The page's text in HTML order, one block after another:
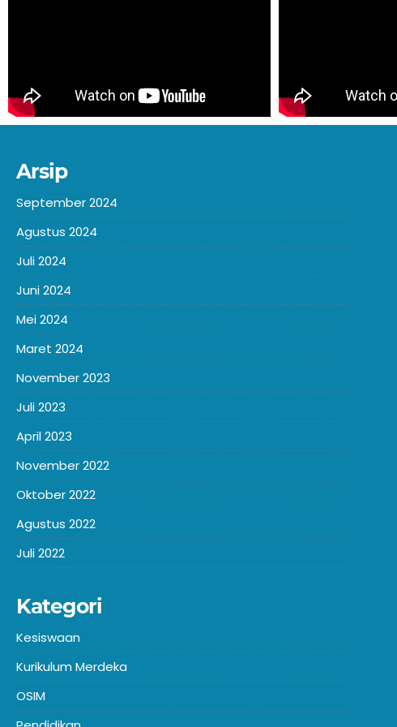
Arsip
September 2024
Agustus 2024
Juli 2024
Juni 2024
Mei 2024
Maret 2024
November 2023
Juli 2023
April 2023
November 2022
Oktober 2022
Agustus 2022
Juli 2022
Kategori
Kesiswaan
Kurikulum Merdeka
OSIM